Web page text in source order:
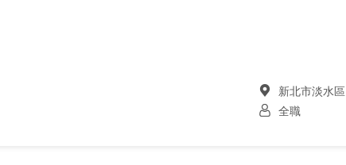
新北市淡水區
全職